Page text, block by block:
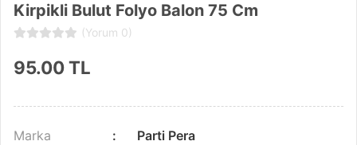
Kirpikli Bulut Folyo Balon 75 Cm
(Yorum 0)
95.00TL
Marka
Parti Pera